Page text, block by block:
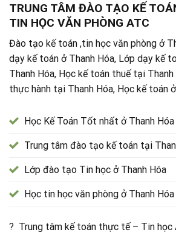
TRUNG TÂM ĐÀO TẠO KẾ
TIN HỌC VĂN PHÒNG ATC
Đào tạo kế toán ,tin học văn phòng ở
dạy kế toán ở Thanh Hóa, Lớp dạy kế
Thanh Hóa, Học kế toán thuế tại
thực hành tại Thanh Hóa, Học kế toán
Học Kế Toán Tốt nhất ở Thanh Hóa
Trung tâm đào tạo kế toán tại
Lớp đào tạo Tin học ở Thanh Hóa
Học tin học văn phòng ở Thanh Hóa
? Trung tâm kế toán thực tế – Tin học